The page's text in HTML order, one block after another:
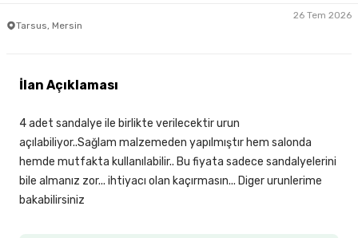
Tarsus, Mersin
26 Tem 2026
İlan Açıklaması
4 adet sandalye ile birlikte verilecektir urun
açılabiliyor..Sağlam malzemeden yapılmıştır hem salonda
hemde mutfakta kullanılabilir.. Bu fiyata sadece sandalyelerini
bile almanız zor... ihtiyacı olan kaçırmasın... Diger urunlerime
bakabilirsiniz